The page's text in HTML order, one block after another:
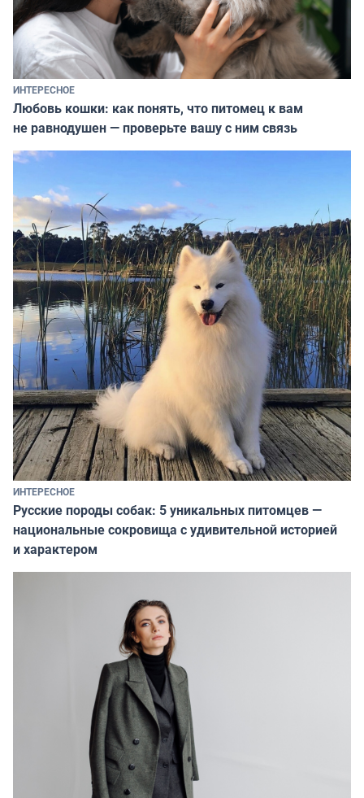
ИНТЕРЕСНОЕ
Любовь кошки: как понять, что питомец к вам
не равнодушен — проверьте вашу с ним связь
ИНТЕРЕСНОЕ
Русские породы собак: 5 уникальных питомцев —
национальные сокровища с удивительной историей
и характером